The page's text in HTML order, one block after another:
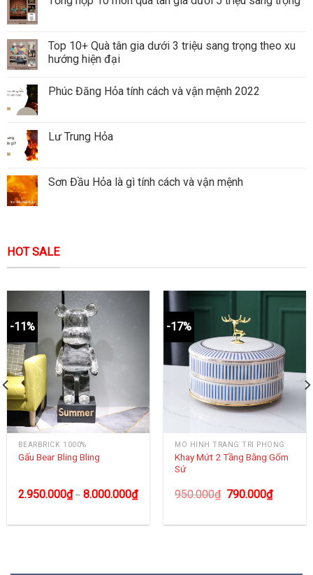
Top 10+ Quà tân gia dưới 3 triệu sang trọng theo xu
hướng hiện đại
Phúc Đăng Hỏa tính cách và vận mệnh 2022
Lư Trung Hỏa
Sơn Đầu Hỏa là gì tính cách và vận mệnh
HOT SALE
-11%
BEARBRICK 1000%
Gấu Bear Bling Bling
2.950.000₫– 8.000.000₫
-17%
MÔ HÌNH TRANG TRÍ PHÒNG
Khay Mứt 2 Tầng Bằng Gốm
Sứ
950.000₫ 790.000₫